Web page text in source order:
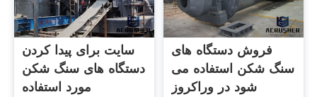
سایت برای پیدا کردن
دستگاه های سنگ شکن
مورد استفاده
فروش دستگاه های
سنگ شکن استفاده می
شود در وراکروز